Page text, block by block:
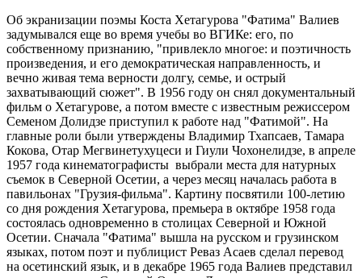
Об экранизации поэмы Коста Хетагурова "Фатима" Валиев
задумывался еще во время учебы во ВГИКе: его, по
собственному признанию, "привлекло многое: и поэтичность
произведения, и его демократическая направленность, и
вечно живая тема верности долгу, семье, и острый
захватывающий сюжет". В 1956 году он снял документальный
фильм о Хетагурове, а потом вместе с известным режиссером
Семеном Долидзе приступил к работе над "Фатимой". На
главные роли были утверждены Владимир Тхапсаев, Тамара
Кокова, Отар Мегвинетухуцеси и Гиули Чохонелидзе, в апреле
1957 года кинематографисты выбрали места для натурных
съемок в Северной Осетии, а через месяц началась работа в
павильонах "Грузия-фильма". Картину посвятили 100-летию
со дня рождения Хетагурова, премьера в октябре 1958 года
состоялась одновременно в столицах Северной и Южной
Осетии. Сначала "Фатима" вышла на русском и грузинском
языках, потом поэт и публицист Реваз Асаев сделал перевод
на осетинский язык, и в декабре 1965 года Валиев представил